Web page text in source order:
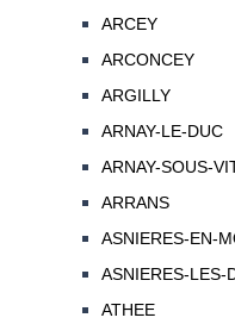
ARCEY
ARCONCEY
ARGILLY
ARNAY-LE-DUC
ARNAY-SOUS-
ARRANS
ASNIERES-EN-
ASNIERES-LES-
ATHEE